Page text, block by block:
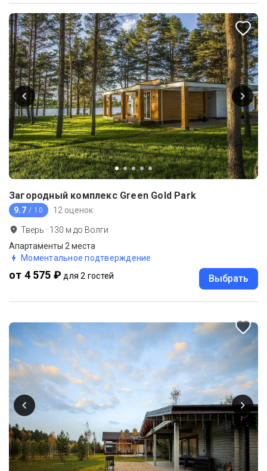
Загородный комплекс Green Gold Park
9.7 / 10 12 оценок
Тверь · 130 м до Волги
Апартаменты 2 места
Моментальное подтверждение
от 4 575 ₽ для 2 гостей Выбрать